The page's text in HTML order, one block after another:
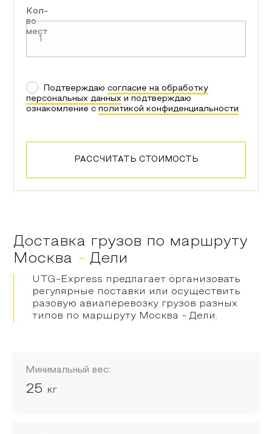
Кол-
во
мест
Подтверждаю согласие на обработку
персональных данных и подтверждаю
ознакомление с политикой конфиденциальности
РАССЧИТАТЬ СТОИМОСТЬ
Доставка грузов по маршруту
Москва - Дели
UTG-Express предлагает организовать
регулярные поставки или осуществить
разовую авиаперевозку грузов разных
типов по маршруту Москва -Дели .
Минимальный вес:
25 кг